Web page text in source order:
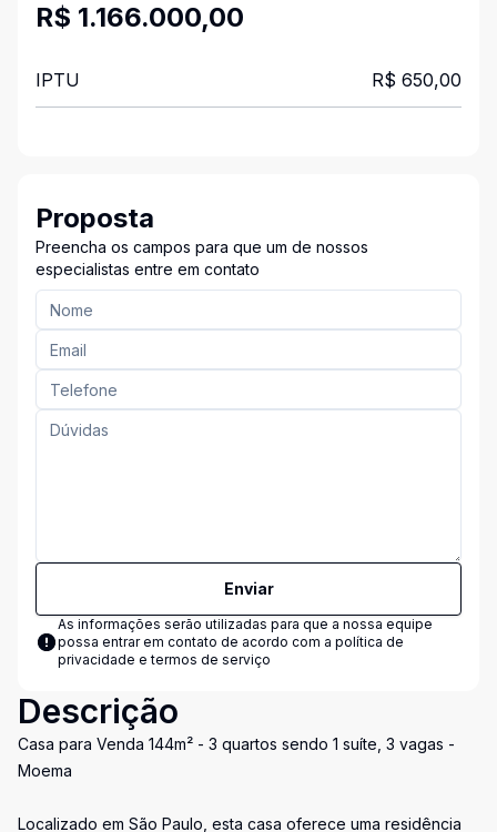
R$ 1.166.000,00
IPTU R$ 650,00
Proposta
Preencha os campos para que um de nossos
especialistas entre em contato
Enviar
As informações serão utilizadas para que a nossa equipe
possa entrar em contato de acordo com a política de
privacidade e termos de serviço
Descrição
Casa para Venda 144m² - 3 quartos sendo 1 suíte, 3 vagas -
Moema
Localizado em São Paulo, esta casa oferece uma residência